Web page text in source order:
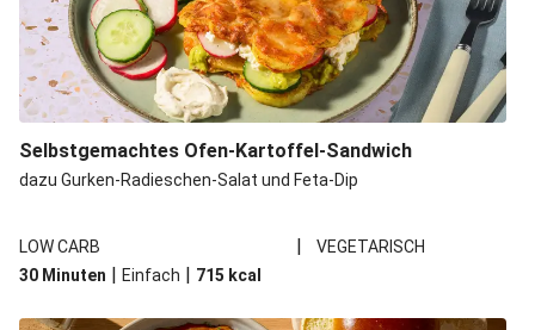
Selbstgemachtes Ofen-Kartoffel-Sandwich
dazu Gurken-Radieschen-Salat und Feta-Dip
LOW CARB |
VEGETARISCH
30 Minuten | Einfach | 715 kcal